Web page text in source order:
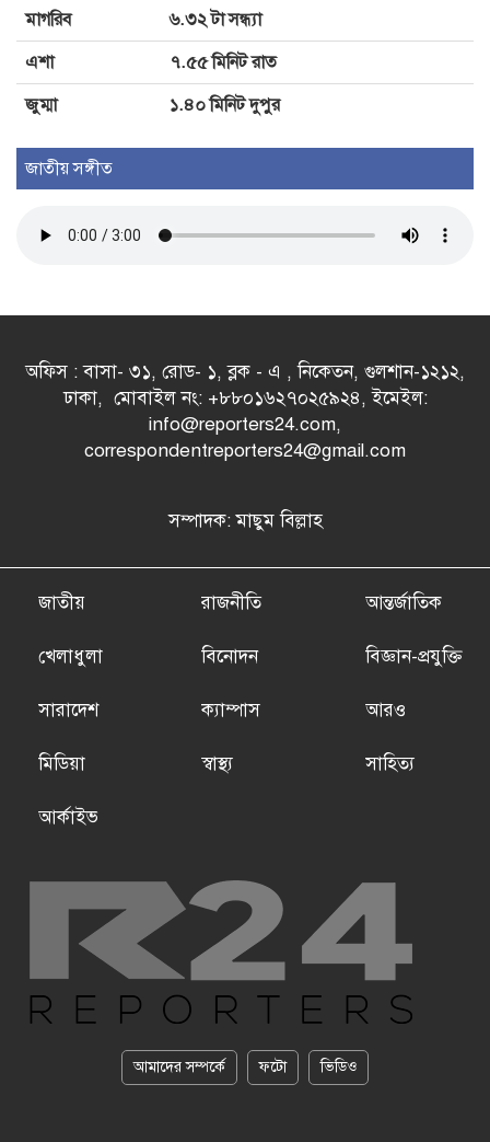
মাগরিব
৬.৩২ টা সন্ধ্যা
এশা
৭.৫৫ মিনিট রাত
জুম্মা
১.৪০ মিনিট দুপুর
জাতীয় সঙ্গীত
অফিস : বাসা- ৩১, রোড- ১, ব্লক - এ , নিকেতন, গুলশান-১২১২,
ঢাকা, মোবাইল নং: +৮৮০১৬২৭০২৫৯২৪, ইমেইল:
info@reporters24.com,
correspondentreporters24@gmail.com
সম্পাদক: মাছুম বিল্লাহ
জাতীয় রাজনীতি আন্তর্জাতিক
খেলাধুলা বিনোদন বিজ্ঞান-প্রযুক্তি
সারাদেশ ক্যাম্পাস আরও
মিডিয়া স্বাস্থ্য সাহিত্য
আর্কাইভ
আমাদের সম্পর্কে ফটো ভিডিও